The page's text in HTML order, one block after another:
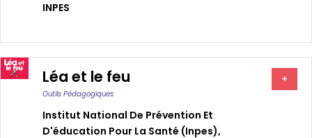
INPES
Léa et le feu
Outils Pédagogiques
Institut National De Prévention Et
D'éducation Pour La Santé (inpes),
+